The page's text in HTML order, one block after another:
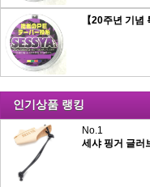
인기상품 랭킹
No.1
세샤 핑거 글